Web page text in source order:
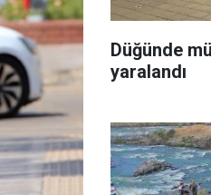
Düğünde
yaralandı